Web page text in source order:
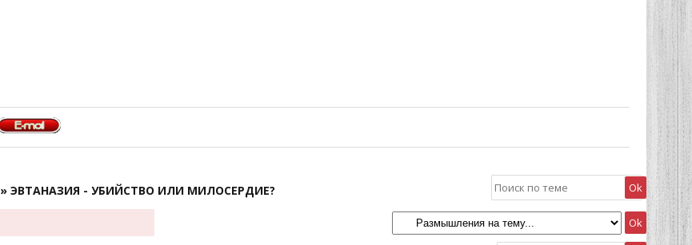
» ЭВТАНАЗИЯ - УБИЙСТВО ИЛИ МИЛОСЕРДИЕ?